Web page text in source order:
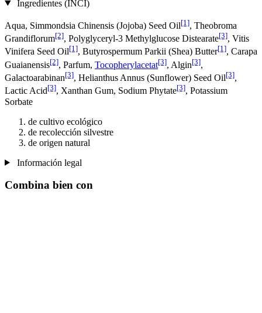
Ingredientes (INCI)
Aqua, Simmondsia Chinensis (Jojoba) Seed Oil[1], Theobroma
Grandiflorum[2], Polyglyceryl-3 Methylglucose Distearate[3], Vitis
Vinifera Seed Oil[1], Butyrospermum Parkii (Shea) Butter[1], Carapa
Guaianensis[2], Parfum, Tocopherylacetat[3], Algin[3],
Galactoarabinan[3], Helianthus Annus (Sunflower) Seed Oil[3],
Lactic Acid[3], Xanthan Gum, Sodium Phytate[3], Potassium
Sorbate
de cultivo ecológico
de recolección silvestre
de origen natural
Información legal
Combina bien con